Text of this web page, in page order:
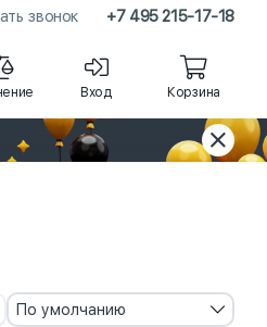
звонок +7 495 215-17-18
Вход Корзина
По умолчанию